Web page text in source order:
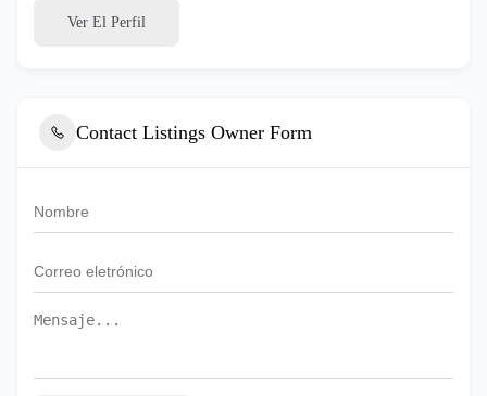
Ver El Perfil
Contact Listings Owner Form